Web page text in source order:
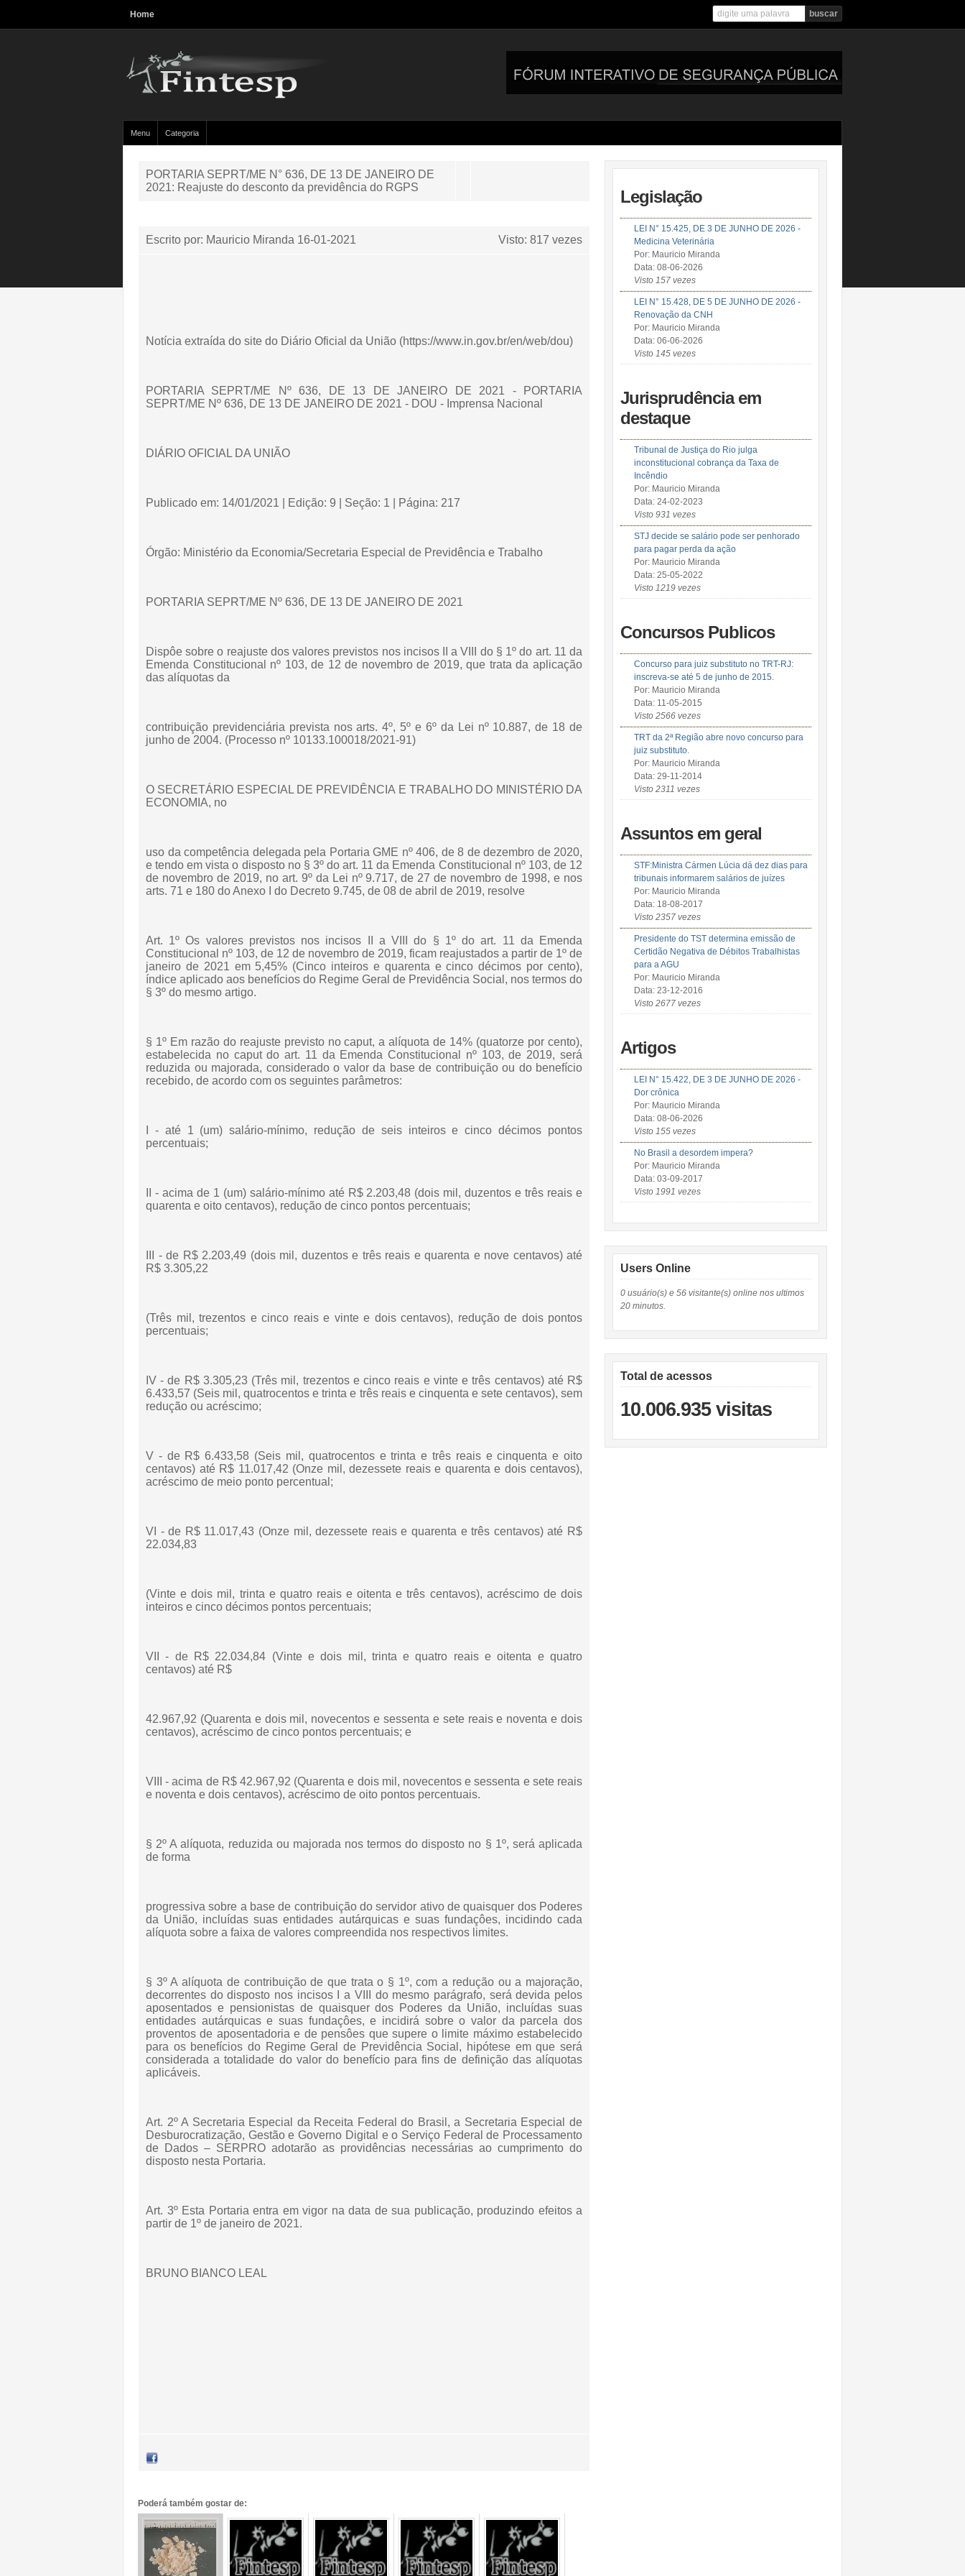
Home
Menu Categoria
PORTARIA SEPRT/ME N° 636, DE 13 DE JANEIRO DE
2021: Reajuste do desconto da previdência do RGPS
Escrito por: Mauricio Miranda 16-01-2021 Visto: 817 vezes
Notícia extraída do site do Diário Oficial da União (https://www.in.gov.br/en/web/dou)
PORTARIA SEPRT/ME Nº 636, DE 13 DE JANEIRO DE 2021 - PORTARIA
SEPRT/ME Nº 636, DE 13 DE JANEIRO DE 2021 - DOU - Imprensa Nacional
DIÁRIO OFICIAL DA UNIÃO
Publicado em: 14/01/2021 | Edição: 9 | Seção: 1 | Página: 217
Órgão: Ministério da Economia/Secretaria Especial de Previdência e Trabalho
PORTARIA SEPRT/ME Nº 636, DE 13 DE JANEIRO DE 2021
Dispôe sobre o reajuste dos valores previstos nos incisos II a VIII do § 1º do art. 11 da
Emenda Constitucional nº 103, de 12 de novembro de 2019, que trata da aplicação
das alíquotas da
contribuição previdenciária prevista nos arts. 4º, 5º e 6º da Lei nº 10.887, de 18 de
junho de 2004. (Processo nº 10133.100018/2021-91)
O SECRETÁRIO ESPECIAL DE PREVIDÊNCIA E TRABALHO DO MINISTÉRIO DA
ECONOMIA, no
uso da competência delegada pela Portaria GME nº 406, de 8 de dezembro de 2020,
e tendo em vista o disposto no § 3º do art. 11 da Emenda Constitucional nº 103, de 12
de novembro de 2019, no art. 9º da Lei nº 9.717, de 27 de novembro de 1998, e nos
arts. 71 e 180 do Anexo I do Decreto 9.745, de 08 de abril de 2019, resolve
Art. 1º Os valores previstos nos incisos II a VIII do § 1º do art. 11 da Emenda
Constitucional nº 103, de 12 de novembro de 2019, ficam reajustados a partir de 1º de
janeiro de 2021 em 5,45% (Cinco inteiros e quarenta e cinco décimos por cento),
índice aplicado aos benefícios do Regime Geral de Previdência Social, nos termos do
§ 3º do mesmo artigo.
§ 1º Em razão do reajuste previsto no caput, a alíquota de 14% (quatorze por cento),
estabelecida no caput do art. 11 da Emenda Constitucional nº 103, de 2019, será
reduzida ou majorada, considerado o valor da base de contribuição ou do benefício
recebido, de acordo com os seguintes parâmetros:
I - até 1 (um) salário-mínimo, redução de seis inteiros e cinco décimos pontos
percentuais;
II - acima de 1 (um) salário-mínimo até R$ 2.203,48 (dois mil, duzentos e três reais e
quarenta e oito centavos), redução de cinco pontos percentuais;
III - de R$ 2.203,49 (dois mil, duzentos e três reais e quarenta e nove centavos) até
R$ 3.305,22
(Três mil, trezentos e cinco reais e vinte e dois centavos), redução de dois pontos
percentuais;
IV - de R$ 3.305,23 (Três mil, trezentos e cinco reais e vinte e três centavos) até R$
6.433,57 (Seis mil, quatrocentos e trinta e três reais e cinquenta e sete centavos), sem
redução ou acréscimo;
V - de R$ 6.433,58 (Seis mil, quatrocentos e trinta e três reais e cinquenta e oito
centavos) até R$ 11.017,42 (Onze mil, dezessete reais e quarenta e dois centavos),
acréscimo de meio ponto percentual;
VI - de R$ 11.017,43 (Onze mil, dezessete reais e quarenta e três centavos) até R$
22.034,83
(Vinte e dois mil, trinta e quatro reais e oitenta e três centavos), acréscimo de dois
inteiros e cinco décimos pontos percentuais;
VII - de R$ 22.034,84 (Vinte e dois mil, trinta e quatro reais e oitenta e quatro
centavos) até R$
42.967,92 (Quarenta e dois mil, novecentos e sessenta e sete reais e noventa e dois
centavos), acréscimo de cinco pontos percentuais; e
VIII - acima de R$ 42.967,92 (Quarenta e dois mil, novecentos e sessenta e sete reais
e noventa e dois centavos), acréscimo de oito pontos percentuais.
§ 2º A alíquota, reduzida ou majorada nos termos do disposto no § 1º, será aplicada
de forma
progressiva sobre a base de contribuição do servidor ativo de quaisquer dos Poderes
da União, incluídas suas entidades autárquicas e suas fundaçôes, incidindo cada
alíquota sobre a faixa de valores compreendida nos respectivos limites.
§ 3º A alíquota de contribuição de que trata o § 1º, com a redução ou a majoração,
decorrentes do disposto nos incisos I a VIII do mesmo parágrafo, será devida pelos
aposentados e pensionistas de quaisquer dos Poderes da União, incluídas suas
entidades autárquicas e suas fundaçôes, e incidirá sobre o valor da parcela dos
proventos de aposentadoria e de pensôes que supere o limite máximo estabelecido
para os benefícios do Regime Geral de Previdência Social, hipótese em que será
considerada a totalidade do valor do benefício para fins de definição das alíquotas
aplicáveis.
Art. 2º A Secretaria Especial da Receita Federal do Brasil, a Secretaria Especial de
Desburocratização, Gestão e Governo Digital e o Serviço Federal de Processamento
de Dados – SERPRO adotarão as providências necessárias ao cumprimento do
disposto nesta Portaria.
Art. 3º Esta Portaria entra em vigor na data de sua publicação, produzindo efeitos a
partir de 1º de janeiro de 2021.
BRUNO BIANCO LEAL
Poderá também gostar de:
Legislação
LEI N° 15.425, DE 3 DE JUNHO DE 2026 -
Medicina Veterinária
Por: Mauricio Miranda
Data: 08-06-2026
Visto 157 vezes
LEI N° 15.428, DE 5 DE JUNHO DE 2026 -
Renovação da CNH
Por: Mauricio Miranda
Data: 06-06-2026
Visto 145 vezes
Jurisprudência em
destaque
Tribunal de Justiça do Rio julga
inconstitucional cobrança da Taxa de
Incêndio
Por: Mauricio Miranda
Data: 24-02-2023
Visto 931 vezes
STJ decide se salário pode ser penhorado
para pagar perda da ação
Por: Mauricio Miranda
Data: 25-05-2022
Visto 1219 vezes
Concursos Publicos
Concurso para juiz substituto no TRT-RJ:
inscreva-se até 5 de junho de 2015.
Por: Mauricio Miranda
Data: 11-05-2015
Visto 2566 vezes
TRT da 2ª Região abre novo concurso para
juiz substituto.
Por: Mauricio Miranda
Data: 29-11-2014
Visto 2311 vezes
Assuntos em geral
STF:Ministra Cármen Lúcia dá dez dias para
tribunais informarem salários de juízes
Por: Mauricio Miranda
Data: 18-08-2017
Visto 2357 vezes
Presidente do TST determina emissão de
Certidão Negativa de Débitos Trabalhistas
para a AGU
Por: Mauricio Miranda
Data: 23-12-2016
Visto 2677 vezes
Artigos
LEI N° 15.422, DE 3 DE JUNHO DE 2026 -
Dor crônica
Por: Mauricio Miranda
Data: 08-06-2026
Visto 155 vezes
No Brasil a desordem impera?
Por: Mauricio Miranda
Data: 03-09-2017
Visto 1991 vezes
Users Online
0 usuário(s) e 56 visitante(s) online nos ultimos
20 minutos.
Total de acessos
10.006.935 visitas